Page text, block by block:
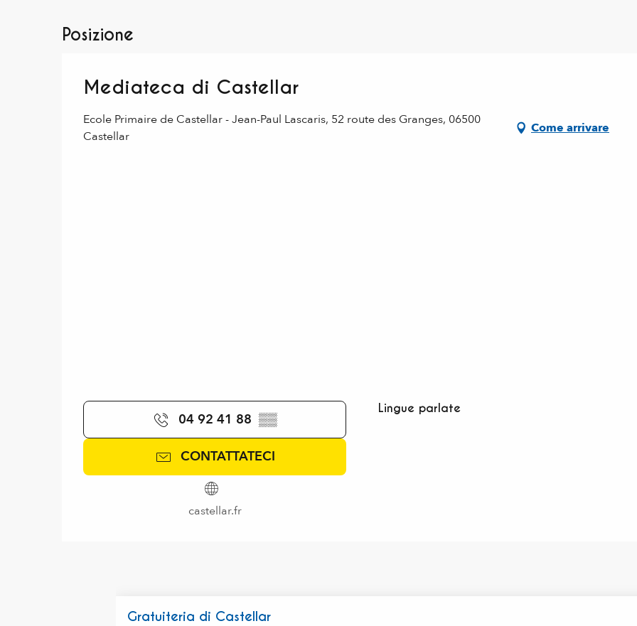
Posizione
Mediateca di Castellar
Ecole Primaire de Castellar - Jean-Paul Lascaris, 52 route des Granges, 06500
Castellar
Come arrivare
04 92 41 88 ▒▒
CONTATTATECI
castellar.fr
Lingue parlate
Lingue parlate
Gratuiteria di Castellar